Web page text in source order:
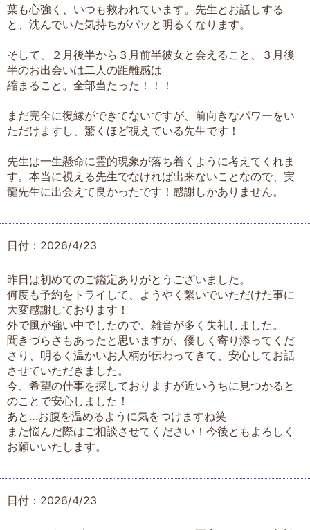
葉も心強く、いつも救われています。先生とお話しする
と、沈んでいた気持ちがパッと明るくなります。
そして、２月後半から３月前半彼女と会えること、３月後
半のお出会いは二人の距離感は
縮まること。全部当たった！！！
まだ完全に復縁ができてないですが、前向きなパワーをい
ただけますし、驚くほど視えている先生です！
先生は一生懸命に霊的現象が落ち着くように考えてくれま
す。本当に視える先生でなければ出来ないことなので、実
龍先生に出会えて良かったです！感謝しかありません。
日付：2026/4/23
昨日は初めてのご鑑定ありがとうございました。
何度も予約をトライして、ようやく繋いでいただけた事に
大変感謝しております！
外で風が強い中でしたので、雑音が多く失礼しました。
聞きづらさもあったと思いますが、優しく寄り添ってくだ
さり、明るく温かいお人柄が伝わってきて、安心してお話
させていただきました。
今、希望の仕事を探しておりますが近いうちに見つかると
のことで安心しました！
あと…お腹を温めるように気をつけますね笑
また悩んだ際はご相談させてください！今後ともよろしく
お願いいたします。
日付：2026/4/23